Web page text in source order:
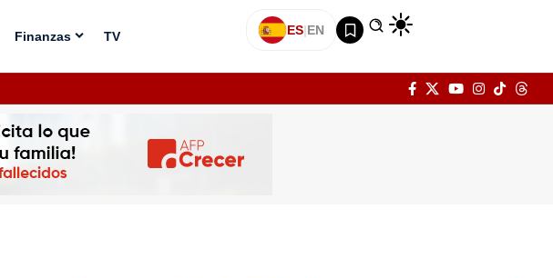
Finanzas TV ES|EN